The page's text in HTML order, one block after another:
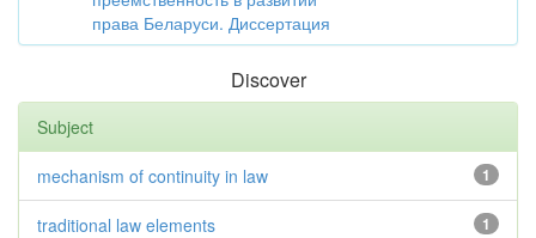
права Беларуси. Диссертация
Discover
Subject
1
mechanism of continuity in law
1
traditional law elements